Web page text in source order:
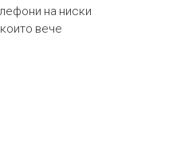
на ниски
вече